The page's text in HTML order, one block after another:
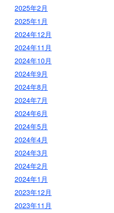
2025年2月
2025年1月
2024年12月
2024年11月
2024年10月
2024年9月
2024年8月
2024年7月
2024年6月
2024年5月
2024年4月
2024年3月
2024年2月
2024年1月
2023年12月
2023年11月